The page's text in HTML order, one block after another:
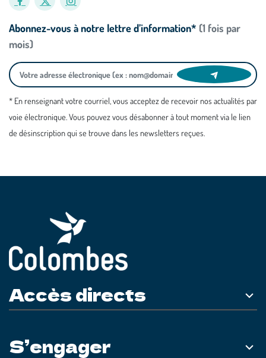
Abonnez-vous à notre lettre d’information* (1 fois par
mois)
* En renseignant votre courriel, vous acceptez de recevoir nos actualités par
voie électronique. Vous pouvez vous désabonner à tout moment via le lien
de désinscription qui se trouve dans les newsletters reçues.
Accès directs
S’engager